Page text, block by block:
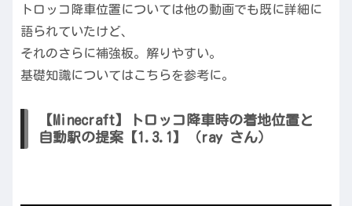
トロッコ降車位置については他の動画でも既に詳細に
語られていたけど、
それのさらに補強板。解りやすい。
基礎知識についてはこちらを参考に。
【Minecraft】トロッコ降車時の着地位置と
自動駅の提案【1.3.1】（ray さん）